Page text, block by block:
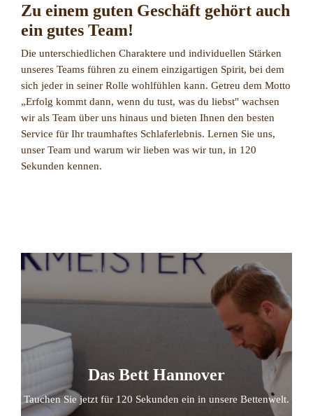
Zu einem guten Geschäft gehört auch
ein gutes Team!
Die unterschiedlichen Charaktere und individuellen Stärken
unseres Teams führen zu einem einzigartigen Spirit, bei dem
sich jeder in seiner Rolle wohlfühlen kann. Getreu dem Motto
„Erfolg kommt dann, wenn du tust, was du liebst" wachsen
wir als Team über uns hinaus und bieten Ihnen den besten
Service für Ihr traumhaftes Schlaferlebnis. Lernen Sie uns,
unser Team und warum wir lieben was wir tun, in 120
Sekunden kennen.
Das Bett Hannover
Tauchen Sie jetzt für 120 Sekunden ein in unsere Bettenwelt.